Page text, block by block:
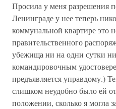
Просила у меня разрешения
Ленинграде у нее теперь
коммунальной квартире это
правительственного
убежища ни на одни сутки
командировочным
предъявляется управдому.)
слишком неудобно было ей
положении, сколько я могла